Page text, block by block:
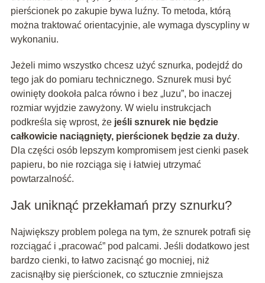
pierścionek po zakupie bywa luźny. To metoda, którą
można traktować orientacyjnie, ale wymaga dyscypliny w
wykonaniu.
Jeżeli mimo wszystko chcesz użyć sznurka, podejdź do
tego jak do pomiaru technicznego. Sznurek musi być
owinięty dookoła palca równo i bez „luzu”, bo inaczej
rozmiar wyjdzie zawyżony. W wielu instrukcjach
podkreśla się wprost, że jeśli sznurek nie będzie
całkowicie naciągnięty, pierścionek będzie za duży.
Dla części osób lepszym kompromisem jest cienki pasek
papieru, bo nie rozciąga się i łatwiej utrzymać
powtarzalność.
Jak uniknąć przekłamań przy sznurku?
Największy problem polega na tym, że sznurek potrafi się
rozciągać i „pracować” pod palcami. Jeśli dodatkowo jest
bardzo cienki, to łatwo zacisnąć go mocniej, niż
zacisnąłby się pierścionek, co sztucznie zmniejsza